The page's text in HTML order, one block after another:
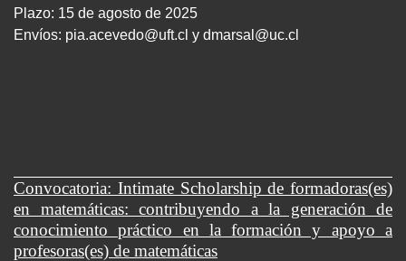
Plazo: 15 de agosto de 2025
Envíos: pia.acevedo@uft.cl y dmarsal@uc.cl
Convocatoria: Intimate Scholarship de formadoras(es)
en matemáticas: contribuyendo a la generación de
conocimiento práctico en la formación y apoyo a
profesoras(es) de matemáticas